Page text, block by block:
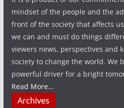
mindset of the people and the
front of the society that affects
we can and must do things
viewers news, perspectives and
society to change the world. We
powerful driver for a bright
Read More...
Archives